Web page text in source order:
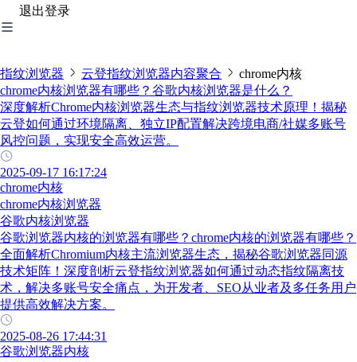
退出登录
指纹浏览器 云登指纹浏览器内容聚合
chrome内核
chrome内核浏览器有哪些？谷歌内核浏览器是什么？
深度解析Chrome内核浏览器生态与指纹浏览器技术原理！揭秘
云登如何通过环境隔离、独立IP配置解决跨境电商/社媒多账号
风控问题，实现安全高效运营。
2025-09-17 16:17:24
chrome内核
chrome内核浏览器
谷歌内核浏览器
谷歌浏览器内核的浏览器有哪些？chrome内核的浏览器有哪些？
全面解析Chromium内核主流浏览器生态，揭秘谷歌浏览器同源
技术矩阵！深度剖析云登指纹浏览器如何通过动态指纹隔离技
术，解决多账号安全痛点，为开发者、SEO从业者及多任务用户
提供高效解决方案。
2025-08-26 17:44:31
谷歌浏览器内核